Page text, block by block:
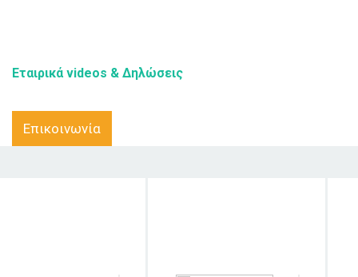
Εταιρικά videos & Δηλώσεις
Επικοινωνία